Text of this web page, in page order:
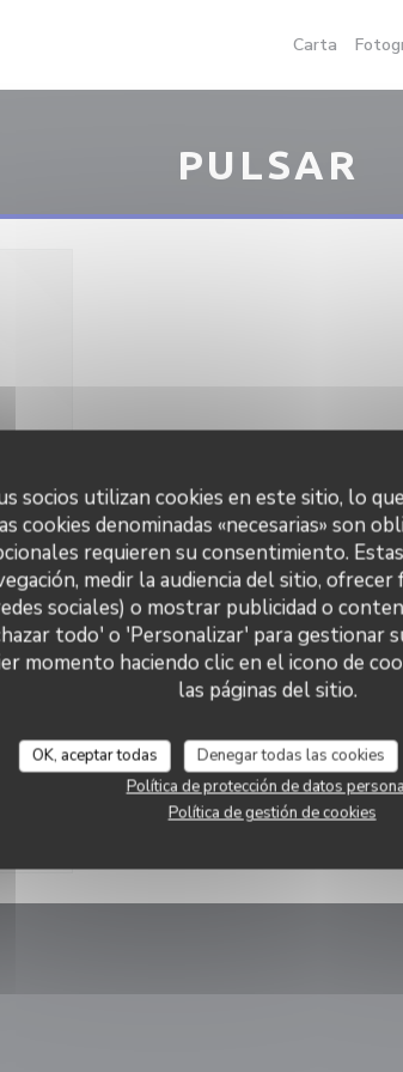
socios utilizan cookies en este sitio, lo
cookies denominadas «necesarias» son
requieren su consentimiento.
medir la audiencia del sitio,
sociales) o mostrar publicidad o
todo' o 'Personalizar' para gestionar
momento haciendo clic en el icono de
las páginas del sitio.
OK, aceptar todas Denegar todas las cookies
Política de protección de datos
Política de gestión de cookies
Carta
PULSAR
un
en una nueva ventana))
L'Ecaille